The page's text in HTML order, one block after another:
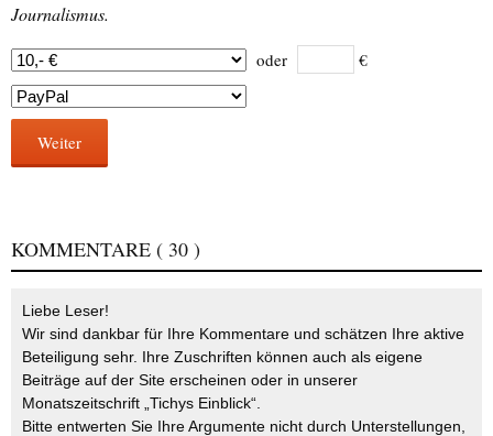
Journalismus.
oder €
Weiter
KOMMENTARE ( 30 )
Liebe Leser!
Wir sind dankbar für Ihre Kommentare und schätzen Ihre aktive
Beteiligung sehr. Ihre Zuschriften können auch als eigene
Beiträge auf der Site erscheinen oder in unserer
Monatszeitschrift „Tichys Einblick“.
Bitte entwerten Sie Ihre Argumente nicht durch Unterstellungen,